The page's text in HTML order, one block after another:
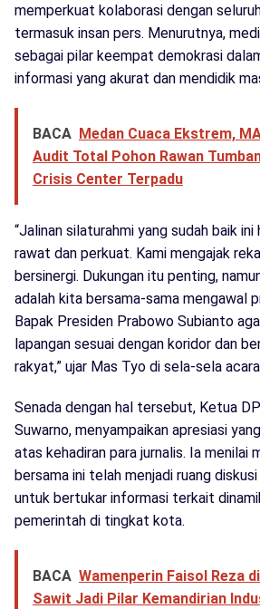
memperkuat kolaborasi dengan
termasuk insan pers. Menurutnya,
sebagai pilar keempat demokrasi
informasi yang akurat dan mendidik
BACA Medan Cuaca Ekstrem,
Audit Total Pohon Rawan
Crisis Center Terpadu
“Jalinan silaturahmi yang sudah baik
rawat dan perkuat. Kami mengajak
bersinergi. Dukungan itu penting,
adalah kita bersama-sama mengawal
Bapak Presiden Prabowo Subianto
lapangan sesuai dengan koridor dan
rakyat,” ujar Mas Tyo di sela-sela
Senada dengan hal tersebut, Ketua
Suwarno, menyampaikan apresiasi
atas kehadiran para jurnalis. Ia menilai
bersama ini telah menjadi ruang
untuk bertukar informasi terkait
pemerintah di tingkat kota.
BACA Wamenperin Faisol Reza
Sawit Jadi Pilar Kemandirian